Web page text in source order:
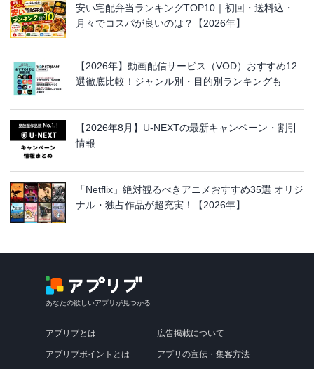
安い宅配弁当ランキングTOP10｜初回・送料込・
月々でコスパが良いのは？【2026年】
【2026年】動画配信サービス（VOD）おすすめ12
選徹底比較！ジャンル別・目的別ランキングも
【2026年8月】U-NEXTの最新キャンペーン・割引
情報
「Netflix」絶対観るべきアニメおすすめ35選 オリジ
ナル・独占作品が超充実！【2026年】
あなたの欲しいアプリが見つかる
アプリブとは
アプリブポイントとは
広告掲載について
アプリの宣伝・集客方法